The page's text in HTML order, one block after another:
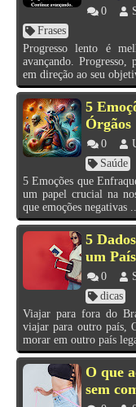
0
Frases
Progresso lento é
avançando.
em direção ao seu
5
Órgãos
0
Saúde
5 Emoções que
um papel crucial na
que emoções negativas ...
5
um
0
dicas
Viajar para fora do
viajar para outro país,
morar em outro país
O que
sem